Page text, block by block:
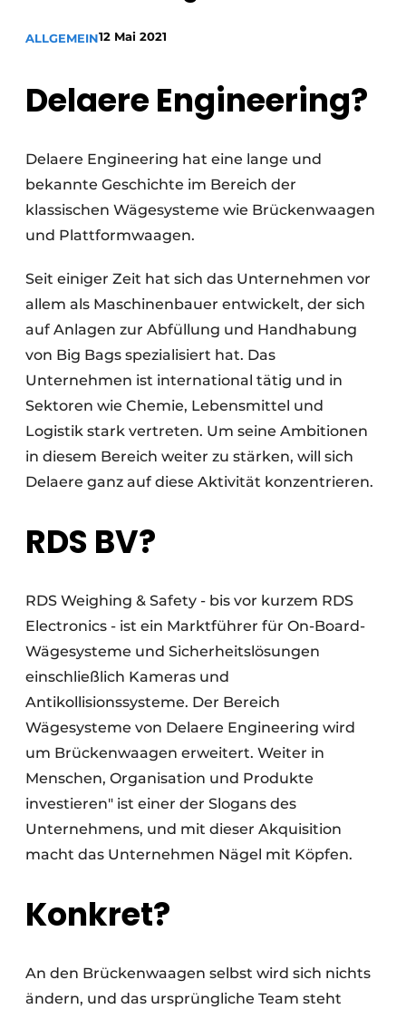
Ein Stellenangebot registrieren
ALLGEMEIN12 Mai 2021
Delaere Engineering?
Delaere Engineering hat eine lange und
bekannte Geschichte im Bereich der
klassischen Wägesysteme wie Brückenwaagen
und Plattformwaagen.
Seit einiger Zeit hat sich das Unternehmen vor
allem als Maschinenbauer entwickelt, der sich
auf Anlagen zur Abfüllung und Handhabung
von Big Bags spezialisiert hat. Das
Unternehmen ist international tätig und in
Sektoren wie Chemie, Lebensmittel und
Logistik stark vertreten. Um seine Ambitionen
in diesem Bereich weiter zu stärken, will sich
Delaere ganz auf diese Aktivität konzentrieren.
RDS BV?
RDS Weighing & Safety - bis vor kurzem RDS
Electronics - ist ein Marktführer für On-Board-
Wägesysteme und Sicherheitslösungen
einschließlich Kameras und
Antikollisionssysteme. Der Bereich
Wägesysteme von Delaere Engineering wird
um Brückenwaagen erweitert. Weiter in
Menschen, Organisation und Produkte
investieren" ist einer der Slogans des
Unternehmens, und mit dieser Akquisition
macht das Unternehmen Nägel mit Köpfen.
Konkret?
An den Brückenwaagen selbst wird sich nichts
ändern, und das ursprüngliche Team steht